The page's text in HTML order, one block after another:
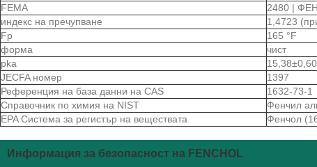
FEMA
2480 |
индекс на пречупване
1,4723
Fp
165 °F
форма
чист
pka
JECFA номер
1397
Референция на база данни на CAS
1632-73-1
Справочник по химия на NIST
Фенчил
EPA Система за регистър на веществата
Фенчол
Информация за безопасност на FENCHOL